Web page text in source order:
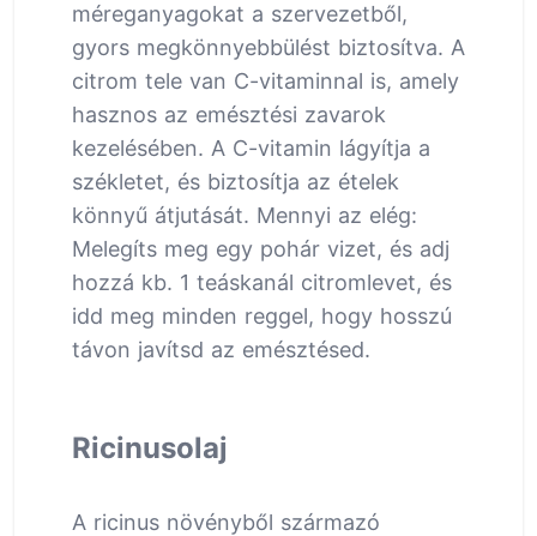
méreganyagokat a szervezetből,
gyors megkönnyebbülést biztosítva. A
citrom tele van C-vitaminnal is, amely
hasznos az emésztési zavarok
kezelésében. A C-vitamin lágyítja a
székletet, és biztosítja az ételek
könnyű átjutását. Mennyi az elég:
Melegíts meg egy pohár vizet, és adj
hozzá kb. 1 teáskanál citromlevet, és
idd meg minden reggel, hogy hosszú
távon javítsd az emésztésed.
Ricinusolaj
A ricinus növényből származó